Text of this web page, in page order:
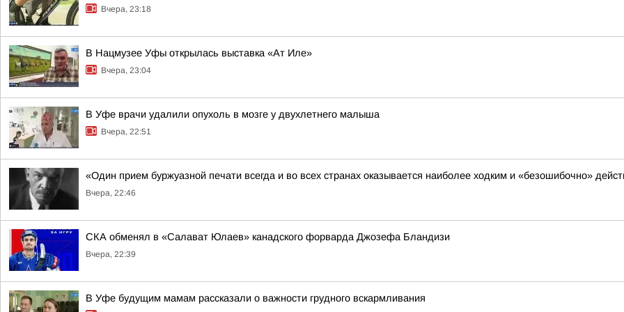
Вчера, 23:18
В Нацмузее Уфы открылась выставка «Ат Иле»
Вчера, 23:04
В Уфе врачи удалили опухоль в мозге у двухлетнего малыша
Вчера, 22:51
«Один прием буржуазной печати всегда и во всех странах оказывается наиболее ходким и «безошибочно»
Вчера, 22:46
СКА обменял в «Салават Юлаев» канадского форварда Джозефа Бландизи
Вчера, 22:39
В Уфе будущим мамам рассказали о важности грудного вскармливания